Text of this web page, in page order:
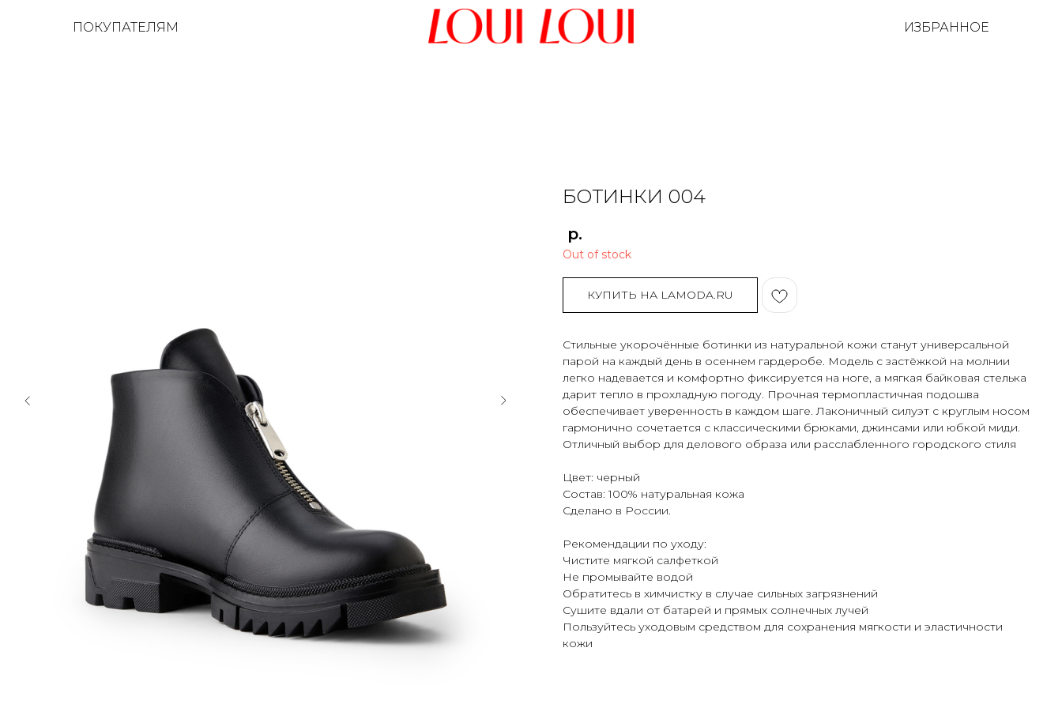
ПОКУПАТЕЛЯМ ИЗБРАННОЕ
БОТИНКИ 004
р.
Out of stock
КУПИТЬ НА LAMODA.RU
Стильные укорочённые ботинки из натуральной кожи станут универсальной
парой на каждый день в осеннем гардеробе. Модель с застёжкой на молнии
легко надевается и комфортно фиксируется на ноге, а мягкая байковая стелька
дарит тепло в прохладную погоду. Прочная термопластичная подошва
обеспечивает уверенность в каждом шаге. Лаконичный силуэт с круглым носом
гармонично сочетается с классическими брюками, джинсами или юбкой миди.
Отличный выбор для делового образа или расслабленного городского стиля
Цвет: черный
Состав: 100% натуральная кожа
Сделано в России.
Рекомендации по уходу:
Чистите мягкой салфеткой
Не промывайте водой
Обратитесь в химчистку в случае сильных загрязнений
Сушите вдали от батарей и прямых солнечных лучей
Пользуйтесь уходовым средством для сохранения мягкости и эластичности
кожи